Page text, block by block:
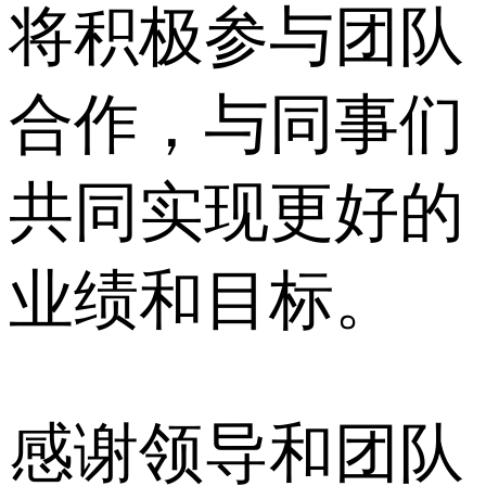
将积极参与团队
合作，与同事们
共同实现更好的
业绩和目标。
感谢领导和团队